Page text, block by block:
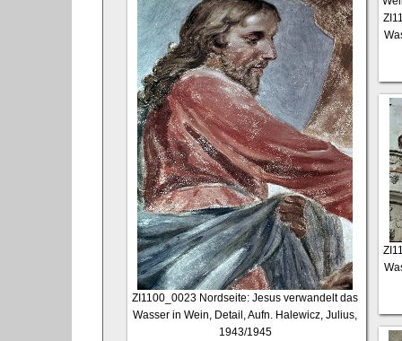
ZI1100_0023 Nordseite: Jesus verwandelt das
Wasser in Wein, Detail, Aufn. Halewicz, Julius,
1943/1945